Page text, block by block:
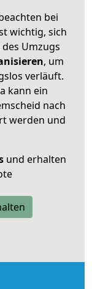
bei
wichtig, sich
Umzugs
, um
verläuft.
kann ein
nach
werden und
und erhalten